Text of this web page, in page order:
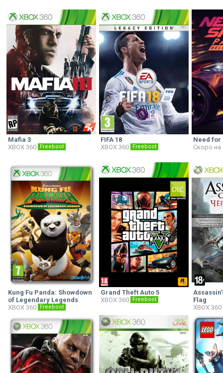
Mafia 3
XBOX 360
Freeboot
FIFA 18
XBOX 360
Freeboot
Need for
Скоро на
Kung Fu Panda: Showdown
of Legendary Legends
XBOX 360
Freeboot
Grand Theft Auto 5
XBOX 360
Freeboot
Flag
XBOX 360